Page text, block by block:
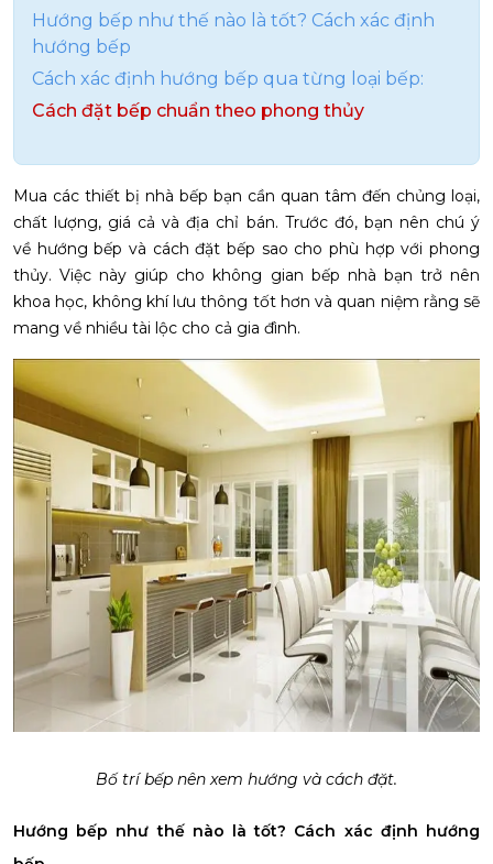
Hướng bếp như thế nào là tốt? Cách xác định
hướng bếp
Cách xác định hướng bếp qua từng loại bếp:
Cách đặt bếp chuẩn theo phong thủy
Mua các thiết bị nhà bếp bạn cần quan tâm đến chủng loại,
chất lượng, giá cả và địa chỉ bán. Trước đó, bạn nên chú ý
về hướng bếp và cách đặt bếp sao cho phù hợp với phong
thủy. Việc này giúp cho không gian bếp nhà bạn trở nên
khoa học, không khí lưu thông tốt hơn và quan niệm rằng sẽ
mang về nhiều tài lộc cho cả gia đình.
Bố trí bếp nên xem hướng và cách đặt.
Hướng bếp như thế nào là tốt? Cách xác định hướng